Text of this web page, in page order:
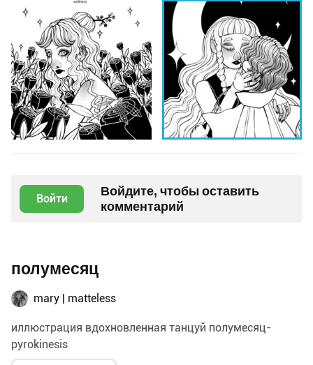
Войти
Войдите, чтобы оставить
комментарий
полумесяц
mary | matteless
иллюстрация вдохновленная танцуй полумесяц-
pyrokinesis